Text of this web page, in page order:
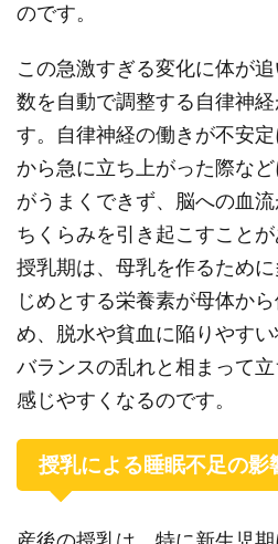
のです。
この急激すぎる変化に体が
数を自動で調整する自律神
す。自律神経の働きが不安
から急に立ち上がった際な
がうまくできず、脳への血
ちくらみを引き起こすこと
授乳期は、母乳を作るため
じめとする栄養素が母体か
め、脱水や貧血に陥りやす
バランスの乱れと相まって
感じやすくなるのです。
授乳による睡眠不足の影